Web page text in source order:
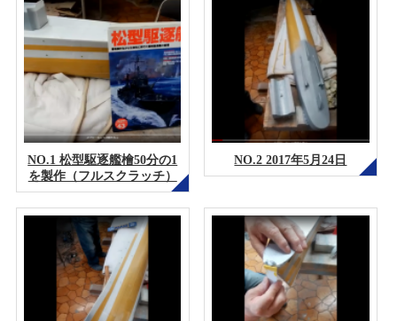
NO.1 松型駆逐艦檜50分の1
を製作（フルスクラッチ）
NO.2 2017年5月24日